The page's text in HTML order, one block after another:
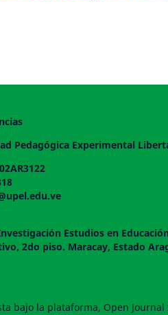
Pedagógica Experimental
Estudios en
2do piso. Maracay,
bajo la plataforma, Open Journal